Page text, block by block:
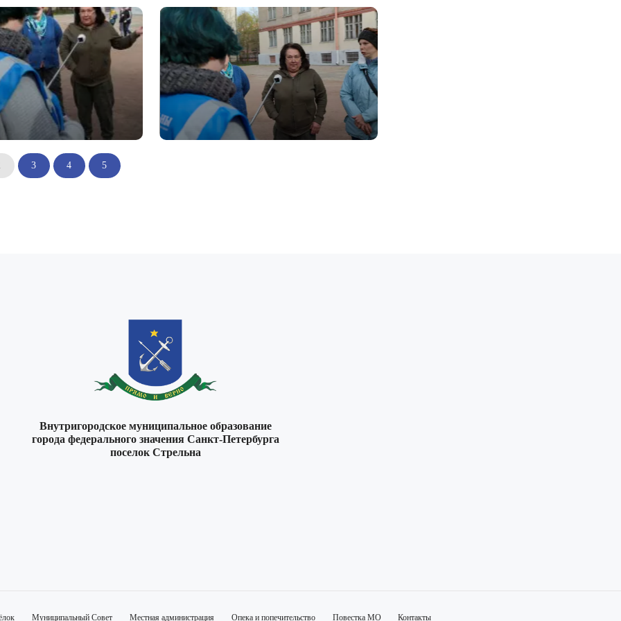
3 4 5
Внутригородское муниципальное образование
города федерального значения Санкт-Петербурга
поселок Стрельна
Муниципальный Совет Местная администрация Опека и попечительство Повестка МО Контакты